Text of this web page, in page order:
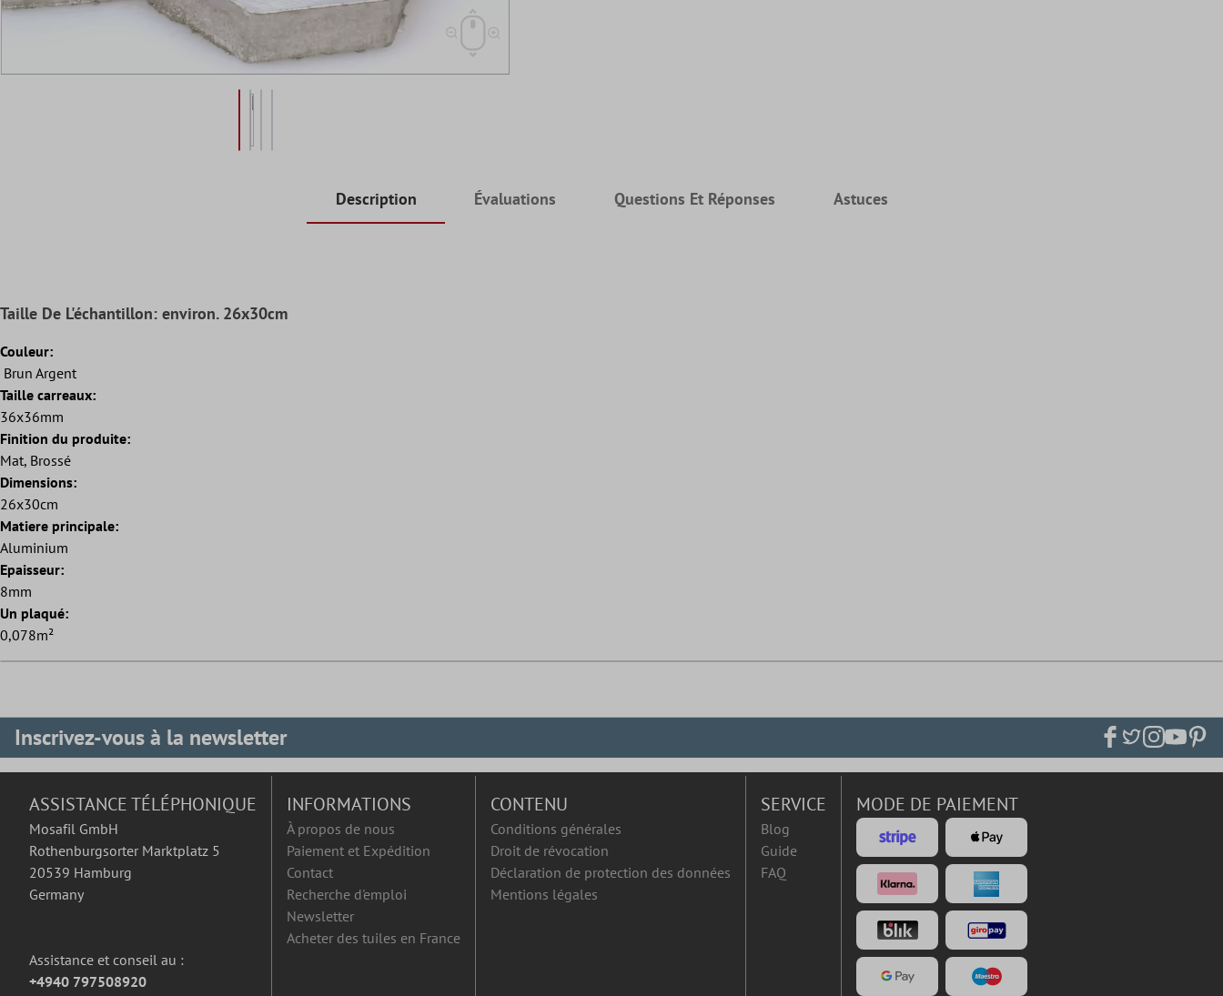
Description Évaluations Questions Et Réponses Astuces
Taille De L'échantillon: environ. 26x30cm
Couleur:
Brun Argent
Taille carreaux:
36x36mm
Finition du produite:
Mat, Brossé
Dimensions:
26x30cm
Matiere principale:
Aluminium
Epaisseur:
8mm
Un plaqué:
0,078m²
Inscrivez-vous à la newsletter
ASSISTANCE TÉLÉPHONIQUE
Mosafil GmbH
Rothenburgsorter Marktplatz 5
20539 Hamburg
Germany
Assistance et conseil au :
+4940 797508920
INFORMATIONS
À propos de nous
Paiement et Expédition
Contact
Recherche d'emploi
Newsletter
Acheter des tuiles en France
CONTENU
Conditions générales
Droit de révocation
Déclaration de protection des données
Mentions légales
SERVICE
Blog
Guide
FAQ
MODE DE PAIEMENT